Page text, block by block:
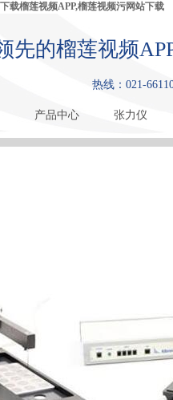
载榴莲视频APP,榴莲视频污网站下载
先的榴莲视频
热线：021-
产品中心 张力仪